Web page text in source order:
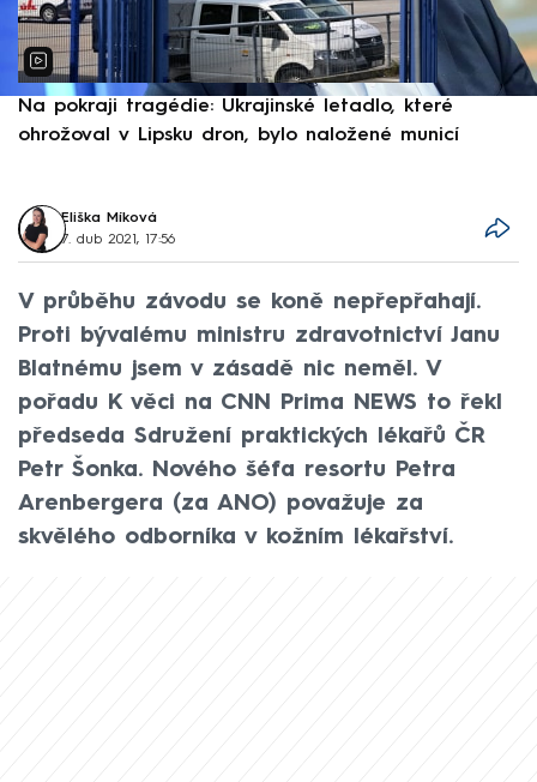
Na pokraji tragédie: Ukrajinské letadlo, které
ohrožoval v Lipsku dron, bylo naložené municí
Eliška Míková
7. dub 2021, 17:56
V průběhu závodu se koně nepřepřahají.
Proti bývalému ministru zdravotnictví Janu
Blatnému jsem v zásadě nic neměl. V
pořadu K věci na CNN Prima NEWS to řekl
předseda Sdružení praktických lékařů ČR
Petr Šonka. Nového šéfa resortu Petra
Arenbergera (za ANO) považuje za
skvělého odborníka v kožním lékařství.